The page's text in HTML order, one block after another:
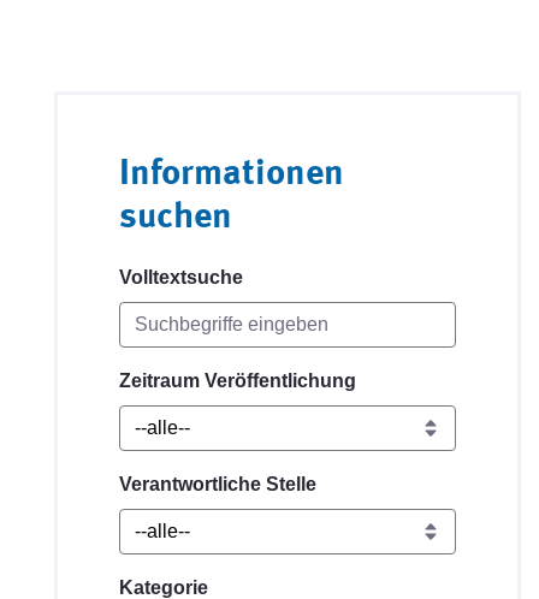
Informationen
suchen
Volltextsuche
Zeitraum Veröffentlichung
Verantwortliche Stelle
Kategorie